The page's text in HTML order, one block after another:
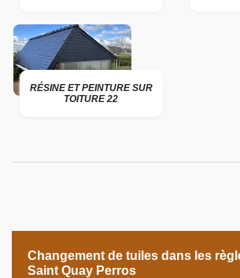
RÉSINE ET PEINTURE SUR
TOITURE 22
Changement de tuiles dans les
Saint Quay Perros